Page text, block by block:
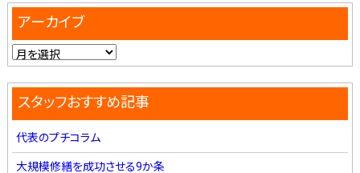
アーカイブ
スタッフおすすめ記事
代表のプチコラム
大規模修繕を成功させる9か条